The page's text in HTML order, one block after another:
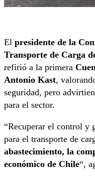
El presidente de la
Transporte de Carga
refirió a la primera
Antonio Kast,
seguridad, pero
para el sector.
“Recuperar el control y
para el transporte de
abastecimiento, la
económico de Chile“,